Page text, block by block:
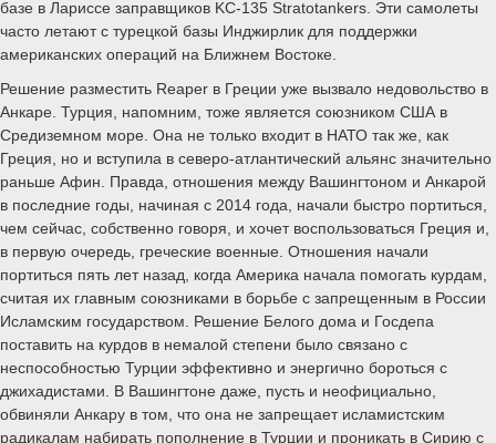
базе в Лариссе заправщиков KC-135 Stratotankers. Эти самолеты
часто летают с турецкой базы Инджирлик для поддержки
американских операций на Ближнем Востоке.
Решение разместить Reaper в Греции уже вызвало недовольство в
Анкаре. Турция, напомним, тоже является союзником США в
Средиземном море. Она не только входит в НАТО так же, как
Греция, но и вступила в северо-атлантический альянс значительно
раньше Афин. Правда, отношения между Вашингтоном и Анкарой
в последние годы, начиная с 2014 года, начали быстро портиться,
чем сейчас, собственно говоря, и хочет воспользоваться Греция и,
в первую очередь, греческие военные. Отношения начали
портиться пять лет назад, когда Америка начала помогать курдам,
считая их главным союзниками в борьбе с запрещенным в России
Исламским государством. Решение Белого дома и Госдепа
поставить на курдов в немалой степени было связано с
неспособностью Турции эффективно и энергично бороться с
джихадистами. В Вашингтоне даже, пусть и неофициально,
обвиняли Анкару в том, что она не запрещает исламистским
радикалам набирать пополнение в Турции и проникать в Сирию с